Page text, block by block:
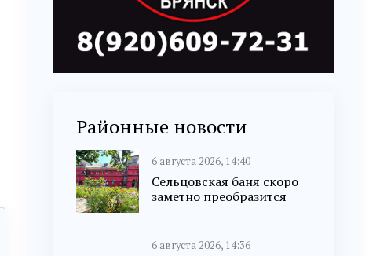
Районные новости
6 августа 2026, 14:40
Сельцовская баня скоро
заметно преобразится
6 августа 2026, 14:36